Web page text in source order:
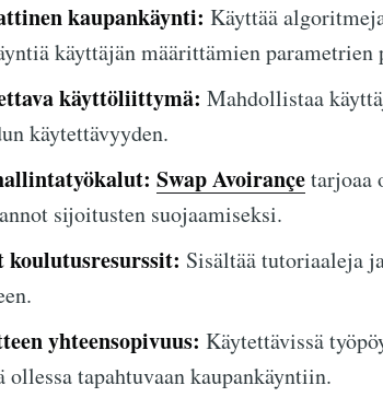
kaupankäynti: Käyttää
käyttäjän määrittämien parametrien
käyttöliittymä: Mahdollistaa
käytettävyyden.
Swap Avoirançetarjoaa
sijoitusten suojaamiseksi.
koulutusresurssit: Sisältää tutoriaaleja
yhteensopivuus: Käytettävissä
tapahtuvaan kaupankäyntiin.